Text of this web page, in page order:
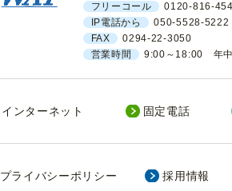
フリーコール
0120-816-454
IP電話から
050-5528-5222
FAX
0294-22-3050
営業時間
9:00～18:00 年中
インターネット 固定電話
プライバシーポリシー 採用情報